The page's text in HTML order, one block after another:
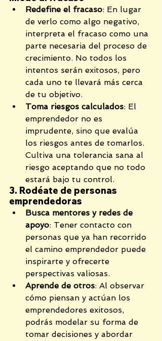
Redefine el fracaso: En lugar
de verlo como algo negativo,
interpreta el fracaso como una
parte necesaria del proceso de
crecimiento. No todos los
intentos serán exitosos, pero
cada uno te llevará más cerca
de tu objetivo.
Toma riesgos calculados: El
emprendedor no es
imprudente, sino que evalúa
los riesgos antes de tomarlos.
Cultiva una tolerancia sana al
riesgo aceptando que no todo
estará bajo tu control.
3. Rodéate de personas
emprendedoras
Busca mentores y redes de
apoyo: Tener contacto con
personas que ya han recorrido
el camino emprendedor puede
inspirarte y ofrecerte
perspectivas valiosas.
Aprende de otros: Al observar
cómo piensan y actúan los
emprendedores exitosos,
podrás modelar su forma de
tomar decisiones y abordar